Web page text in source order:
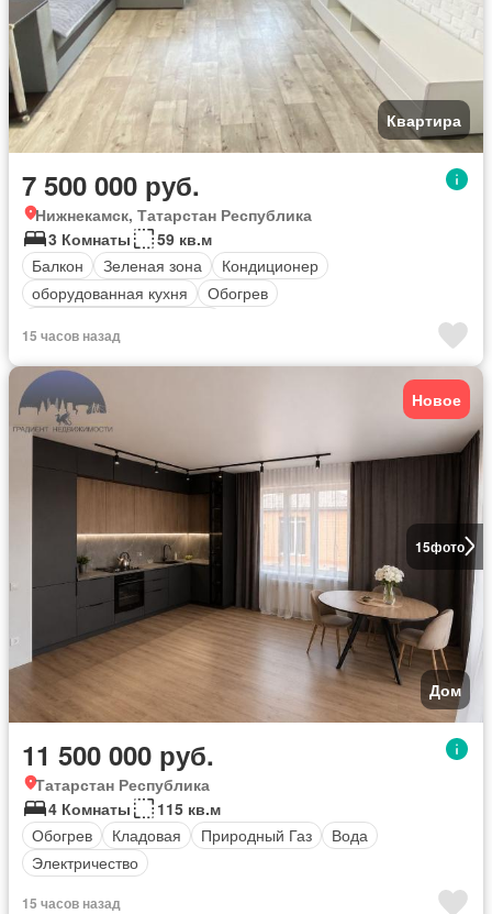
Квартира
7 500 000 руб.
Нижнекамск, Татарстан Республика
3 Комнаты
59 кв.м
Балкон
Зеленая зона
Кондиционер
оборудованная кухня
Обогрев
15 часов назад
15фото
Новое
Дом
11 500 000 руб.
Татарстан Республика
4 Комнаты
115 кв.м
Обогрев
Кладовая Природный Газ
Вода
Электричество
15 часов назад